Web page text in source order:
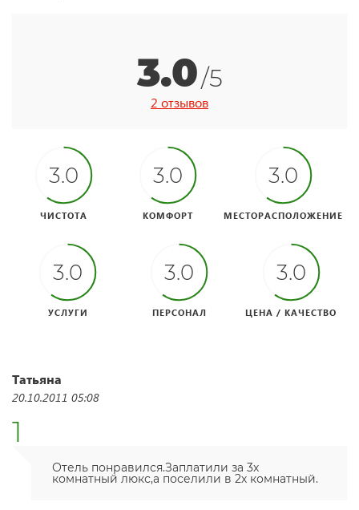
3.0/5
2 отзывов
3.0
ЧИСТОТА
3.0
КОМФОРТ
3.0
МЕСТОРАСПОЛОЖЕНИЕ
3.0
УСЛУГИ
3.0
ПЕРСОНАЛ
3.0
ЦЕНА / КАЧЕСТВО
Татьяна
20.10.2011 05:08
1
Отель понравился.Заплатили за 3х
комнатный люкс,а поселили в 2х комнатный.